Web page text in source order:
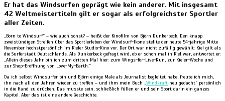
Copy
Er hat das Windsurfen geprägt wie kein anderer. Mit insgesamt
42 Weltmeistertiteln gilt er sogar als erfolgreichster Sportler
aller Zeiten.
„Born to Windsurf“ – wie auch sonst? – heißt der Kinofilm von Björn Dunkerbeck. Den knapp
zweistündigen Streifen über das Sportlerleben der Windsurf-Ikone stellte der heute 54-jährige Mitte
November höchstpersönlich im Kieler Studio-Kino vor. Der Ort war nicht zufällig gewählt: Kiel gilt als
die Surferstadt Deutschlands. Als Dunkerbeck gefragt wird, ob er schon mal in Kiel war, antwortet er:
„Allein dieses Jahr bin ich zum dritten Mal hier: zum Wings-for-Live-Run, zur Kieler-Woche und
zur Shop-Eröffnung von Love-My-Earth.“
Da ich selbst Windsurfer bin und Björn einige Male als Journalist begleitet habe, freute ich mich,
ihn nach all den Jahren wieder zu treffen – und ihm mein Buch „Windkraft neu gedacht“ persönlich
in die Hand zu drücken. Das musste sein, schließlich füllen er und sein Sport darin ein ganzes
Kapitel. Aber das ist eine andere Geschichte.